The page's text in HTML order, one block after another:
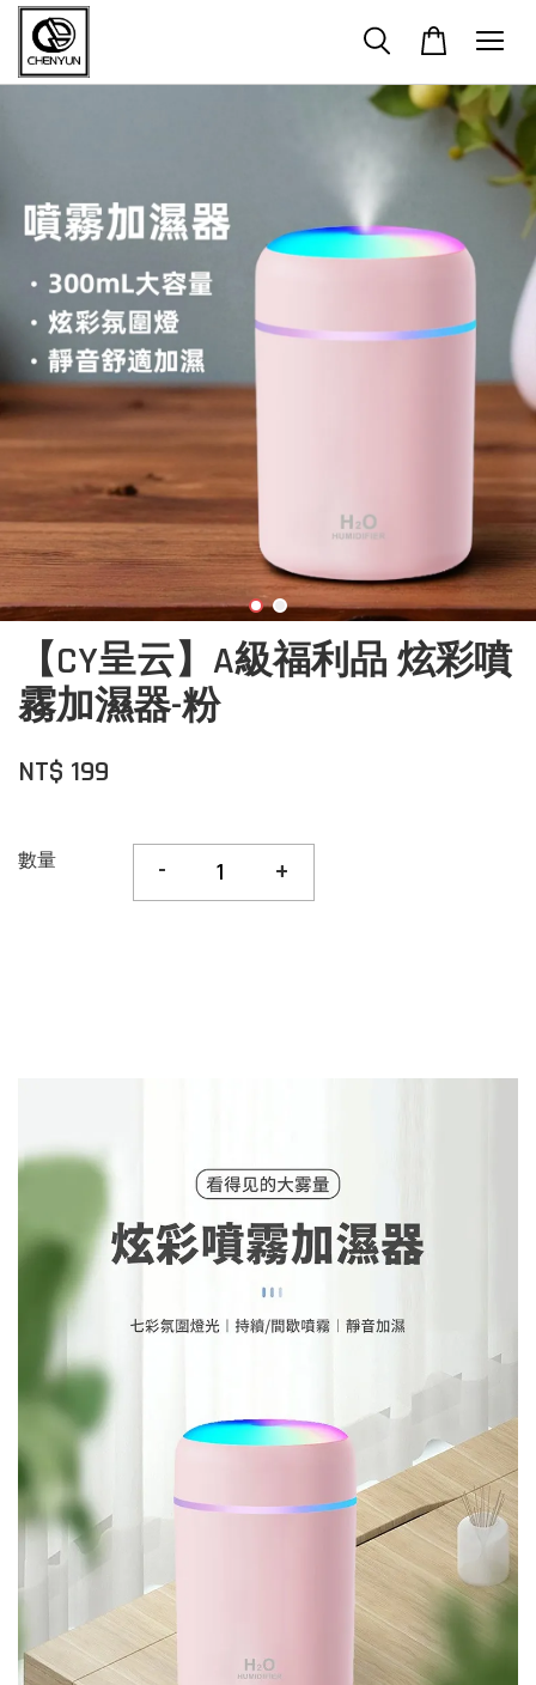
【CY呈云】A級福利品 炫彩噴
霧加濕器-粉
NT$ 199
數量 - +